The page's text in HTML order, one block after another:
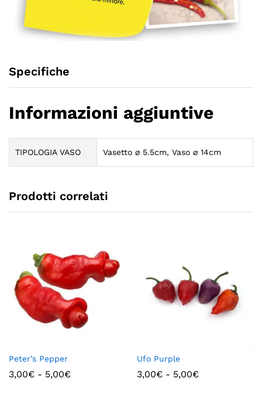
Specifiche
Informazioni aggiuntive
TIPOLOGIA VASO Vasetto ⌀ 5.5cm, Vaso ⌀ 14cm
Prodotti correlati
Peter’s Pepper
3,00€ - 5,00€
Ufo Purple
3,00€ - 5,00€